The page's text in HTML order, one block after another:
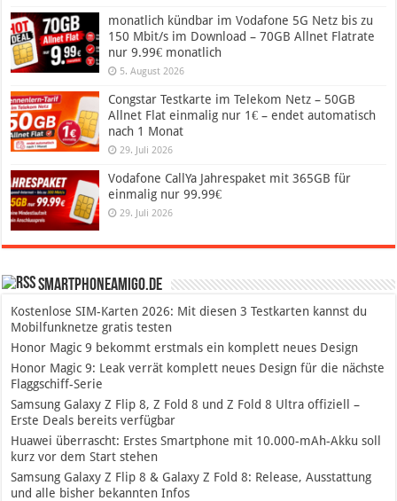
monatlich kündbar im Vodafone 5G Netz bis zu
150 Mbit/s im Download – 70GB Allnet Flatrate
nur 9.99€ monatlich
5. August 2026
Congstar Testkarte im Telekom Netz – 50GB
Allnet Flat einmalig nur 1€ – endet automatisch
nach 1 Monat
29. Juli 2026
Vodafone CallYa Jahrespaket mit 365GB für
einmalig nur 99.99€
29. Juli 2026
SmartphoneAmigo.de
Kostenlose SIM-Karten 2026: Mit diesen 3 Testkarten kannst du
Mobilfunknetze gratis testen
Honor Magic 9 bekommt erstmals ein komplett neues Design
Honor Magic 9: Leak verrät komplett neues Design für die nächste
Flaggschiff-Serie
Samsung Galaxy Z Flip 8, Z Fold 8 und Z Fold 8 Ultra offiziell –
Erste Deals bereits verfügbar
Huawei überrascht: Erstes Smartphone mit 10.000-mAh-Akku soll
kurz vor dem Start stehen
Samsung Galaxy Z Flip 8 & Galaxy Z Fold 8: Release, Ausstattung
und alle bisher bekannten Infos